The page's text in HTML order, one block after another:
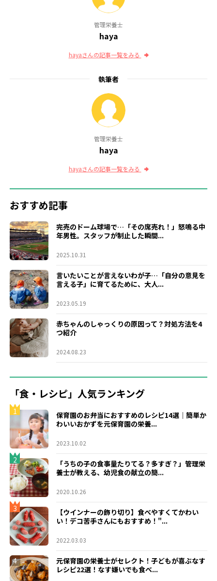
管理栄養士
haya
hayaさんの記事一覧をみる
執筆者
管理栄養士
haya
hayaさんの記事一覧をみる
おすすめ記事
完売のドーム球場で…「その席売れ！」怒鳴る中
年男性。スタッフが制止した瞬間...
2025.10.31
言いたいことが言えないわが子…「自分の意見を
言える子」に育てるために、大人...
2023.05.19
赤ちゃんのしゃっくりの原因って？対処方法を4
つ紹介
2024.08.23
「食・レシピ」人気ランキング
1
保育園のお弁当におすすめのレシピ14選｜簡単か
わいいおかずを元保育園の栄養...
2023.10.02
2
「うちの子の食事量たりてる？多すぎ？」管理栄
養士が教える、幼児食の献立の簡...
2020.10.26
3
【ウインナーの飾り切り】食べやすくてかわい
い！デコ苦手さんにもおすすめ！"...
2022.03.03
4
元保育園の栄養士がセレクト！子どもが喜ぶなす
レシピ22選！なす嫌いでも食べ...